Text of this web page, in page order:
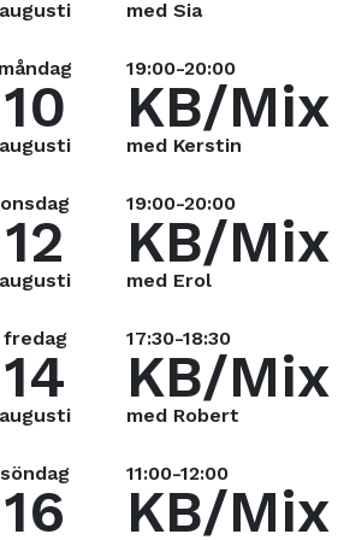
augusti med Sia
10
augusti
19:00-20:00
KB/Mix
med Kerstin
onsdag
12
augusti
19:00-20:00
KB/Mix
med Erol
fredag
14
augusti
17:30-18:30
KB/Mix
med Robert
söndag
16
11:00-12:00
KB/Mix